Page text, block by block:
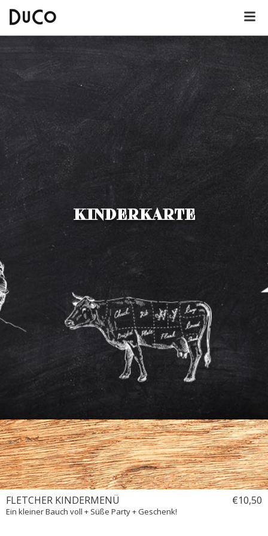
Über DuCo Deurne
Lunchkarte
Dinnerkarte
Weinkarte
Getränkekarte
Dutch English German
KINDERKARTE
FLETCHER KINDERMENÜ €10,50
Ein kleiner Bauch voll + Süße Party + Geschenk!